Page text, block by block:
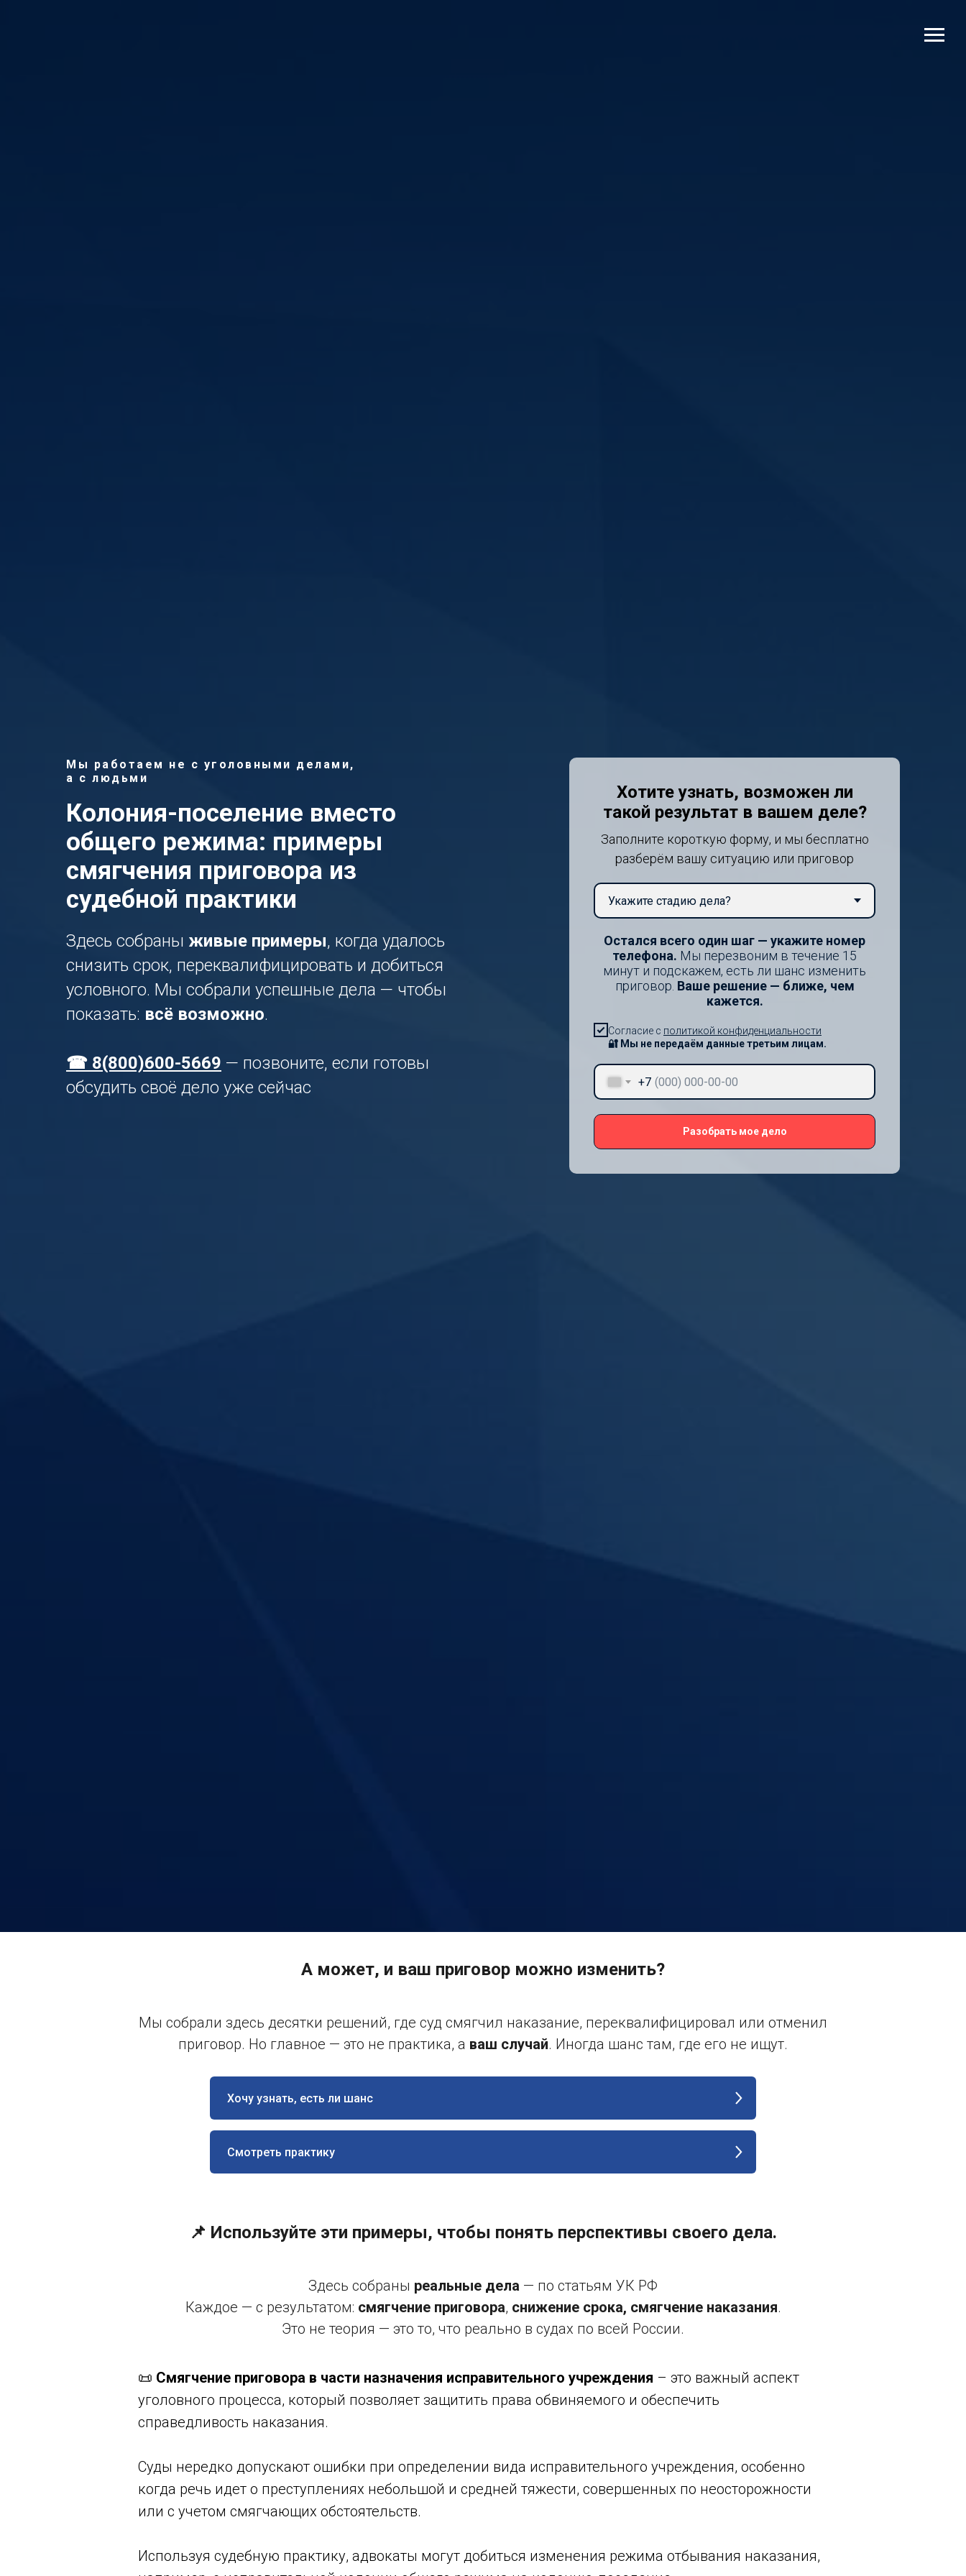
Мы работаем не с уголовными делами,
а с людьми
Колония-поселение вместо
общего режима: примеры
смягчения приговора из
судебной практики
Здесь собраны живые примеры, когда удалось
снизить срок, переквалифицировать и добиться
условного. Мы собрали успешные дела — чтобы
показать: всё возможно.
☎ 8(800)600-5669 — позвоните, если готовы
обсудить своё дело уже сейчас
Хотите узнать, возможен ли
такой результат в вашем деле?
Заполните короткую форму, и мы бесплатно
разберём вашу ситуацию или приговор
Остался всего один шаг — укажите номер
телефона. Мы перезвоним в течение 15
минут и подскажем, есть ли шанс изменить
приговор. Ваше решение — ближе, чем
кажется.
Согласие с политикой конфиденциальности
🔐 Мы не передаём данные третьим лицам.
+7
Разобрать мое дело
А может, и ваш приговор можно изменить?
Мы собрали здесь десятки решений, где суд смягчил наказание, переквалифицировал или отменил
приговор. Но главное — это не практика, а ваш случай. Иногда шанс там, где его не ищут.
Хочу узнать, есть ли шанс
Смотреть практику
📌 Используйте эти примеры, чтобы понять перспективы своего дела.
Здесь собраны реальные дела — по статьям УК РФ
Каждое — с результатом: смягчение приговора, снижение срока, смягчение наказания.
Это не теория — это то, что реально в судах по всей России.
📜 Смягчение приговора в части назначения исправительного учреждения – это важный аспект
уголовного процесса, который позволяет защитить права обвиняемого и обеспечить
справедливость наказания.
Суды нередко допускают ошибки при определении вида исправительного учреждения, особенно
когда речь идет о преступлениях небольшой и средней тяжести, совершенных по неосторожности
или с учетом смягчающих обстоятельств.
Используя судебную практику, адвокаты могут добиться изменения режима отбывания наказания,